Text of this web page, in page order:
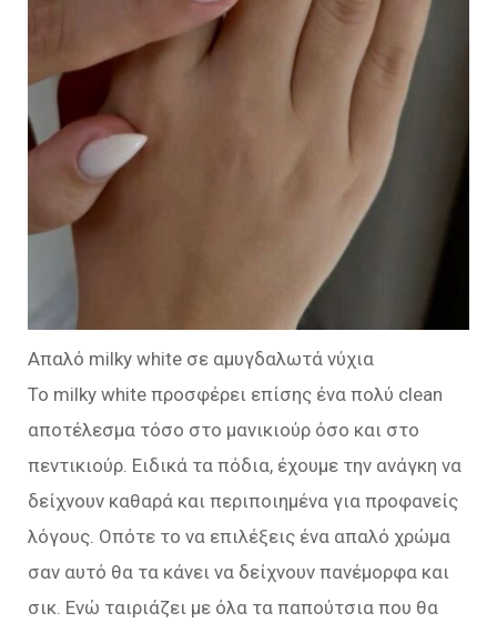
Απαλό milky white σε αμυγδαλωτά νύχια
Το milky white προσφέρει επίσης ένα πολύ clean
αποτέλεσμα τόσο στο μανικιούρ όσο και στο
πεντικιούρ. Ειδικά τα πόδια, έχουμε την ανάγκη να
δείχνουν καθαρά και περιποιημένα για προφανείς
λόγους. Οπότε το να επιλέξεις ένα απαλό χρώμα
σαν αυτό θα τα κάνει να δείχνουν πανέμορφα και
σικ. Ενώ ταιριάζει με όλα τα παπούτσια που θα